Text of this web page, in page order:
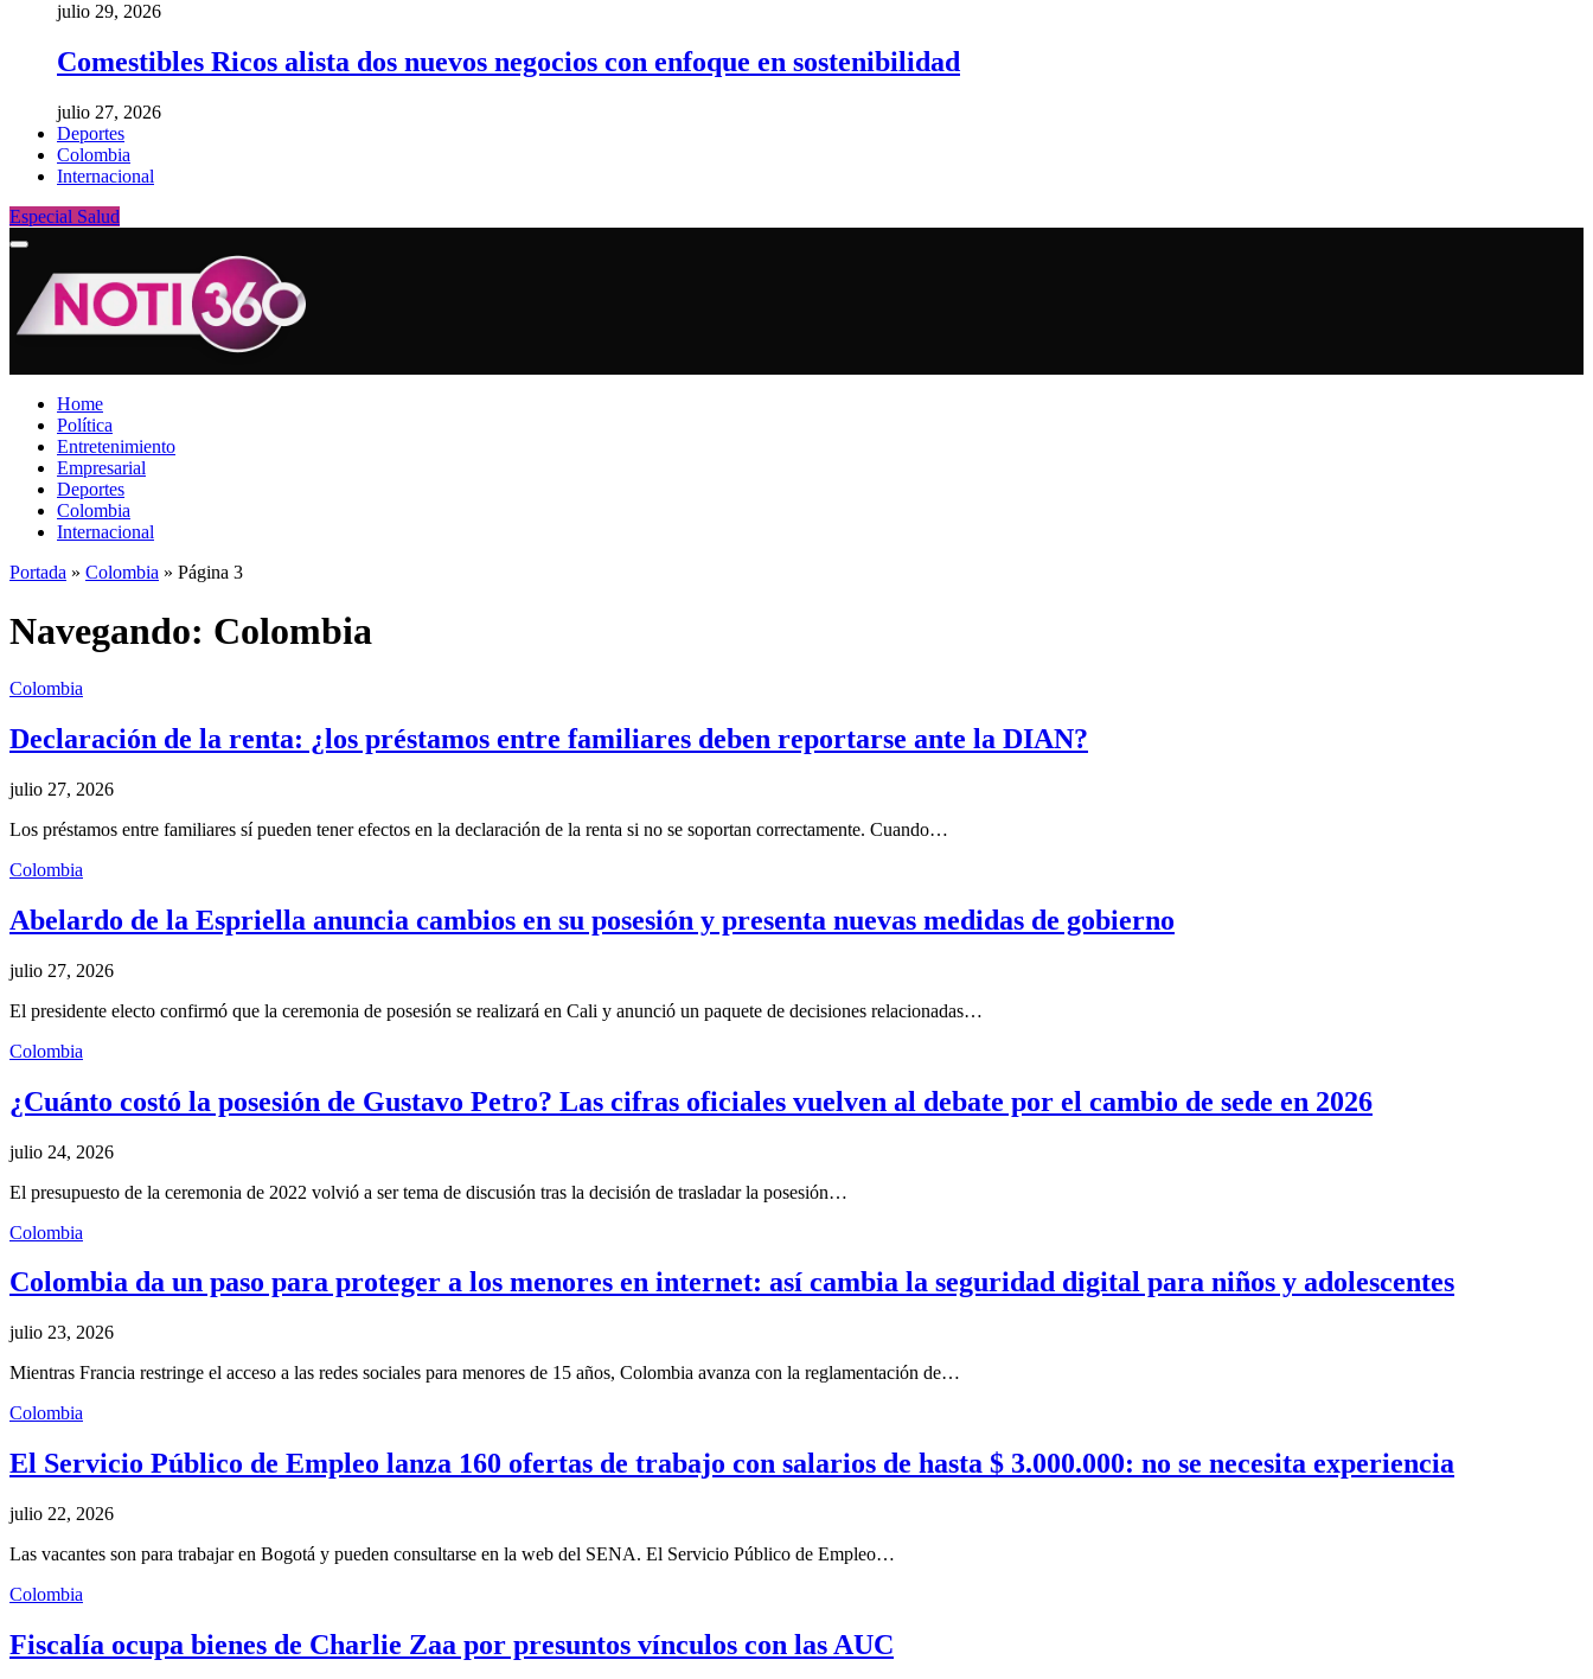
julio 29, 2026
Comestibles Ricos alista dos nuevos negocios con enfoque en sostenibilidad
julio 27, 2026
Deportes
Colombia
Internacional
Especial Salud
Home
Política
Entretenimiento
Empresarial
Deportes
Colombia
Internacional
Portada » Colombia » Página 3
Navegando: Colombia
Colombia
Declaración de la renta: ¿los préstamos entre familiares deben reportarse ante la DIAN?
julio 27, 2026
Los préstamos entre familiares sí pueden tener efectos en la declaración de la renta si no se soportan correctamente. Cuando…
Colombia
Abelardo de la Espriella anuncia cambios en su posesión y presenta nuevas medidas de gobierno
julio 27, 2026
El presidente electo confirmó que la ceremonia de posesión se realizará en Cali y anunció un paquete de decisiones relacionadas…
Colombia
¿Cuánto costó la posesión de Gustavo Petro? Las cifras oficiales vuelven al debate por el cambio de sede en 2026
julio 24, 2026
El presupuesto de la ceremonia de 2022 volvió a ser tema de discusión tras la decisión de trasladar la posesión…
Colombia
Colombia da un paso para proteger a los menores en internet: así cambia la seguridad digital para niños y adolescentes
julio 23, 2026
Mientras Francia restringe el acceso a las redes sociales para menores de 15 años, Colombia avanza con la reglamentación de…
Colombia
El Servicio Público de Empleo lanza 160 ofertas de trabajo con salarios de hasta $ 3.000.000: no se necesita experiencia
julio 22, 2026
Las vacantes son para trabajar en Bogotá y pueden consultarse en la web del SENA. El Servicio Público de Empleo…
Colombia
Fiscalía ocupa bienes de Charlie Zaa por presuntos vínculos con las AUC